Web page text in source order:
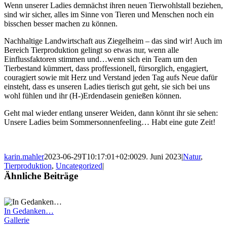
Wenn unserer Ladies demnächst ihren neuen Tierwohlstall beziehen,
sind wir sicher, alles im Sinne von Tieren und Menschen noch ein
bisschen besser machen zu können.
Nachhaltige Landwirtschaft aus Ziegelheim – das sind wir! Auch im
Bereich Tierproduktion gelingt so etwas nur, wenn alle
Einflussfaktoren stimmen und…wenn sich ein Team um den
Tierbestand kümmert, dass proffessionell, fürsorglich, engagiert,
couragiert sowie mit Herz und Verstand jeden Tag aufs Neue dafür
einsteht, dass es unseren Ladies tierisch gut geht, sie sich bei uns
wohl fühlen und ihr (H-)Erdendasein genießen können.
Geht mal wieder entlang unserer Weiden, dann könnt ihr sie sehen:
Unsere Ladies beim Sommersonnenfeeling… Habt eine gute Zeit!
karin.mahler2023-06-29T10:17:01+02:0029. Juni 2023|Natur,
Tierproduktion, Uncategorized|
Ähnliche Beiträge
In Gedanken…
Gallerie